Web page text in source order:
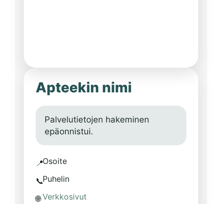
Apteekin nimi
Palvelutietojen hakeminen
epäonnistui.
📍Osoite
📞Puhelin
🌐 Verkkosivut